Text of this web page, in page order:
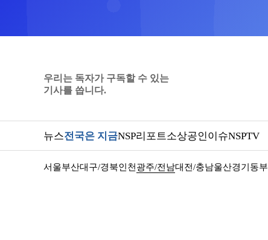
우리는 독자가 구독할 수 있는
기사를 씁니다.
뉴스전국은 지금NSP리포트소상공인이슈NSPTV
서울부산대구/경북인천 광주/전남대전/충남울산경기동부